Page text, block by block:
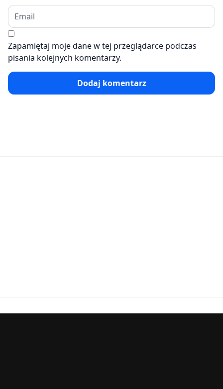
Zapamiętaj moje dane w tej przeglądarce podczas
pisania kolejnych komentarzy.
Dodaj komentarz